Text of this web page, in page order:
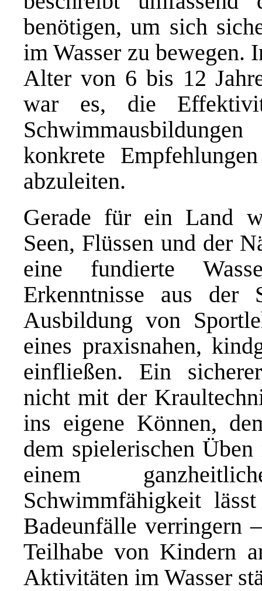
benötigen, um sich
im Wasser zu bewegen.
Alter von 6 bis 12
war es, die
konkrete
abzuleiten.
Gerade für ein Land
Seen, Flüssen und der
eine fundierte
Erkenntnisse aus
Ausbildung von
eines praxisnahen,
einfließen. Ein
nicht mit der
ins eigene Können,
dem spielerischen
einem
Schwimmfähigkeit
Badeunfälle verringern
Teilhabe von Kindern
Aktivitäten im Wasser